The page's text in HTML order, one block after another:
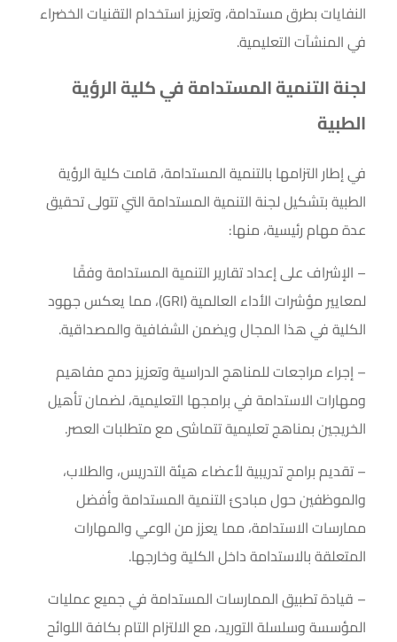
النفايات بطرق مستدامة، وتعزيز استخدام التقنيات الخضراء
في المنشآت التعليمية.
لجنة التنمية المستدامة في كلية الرؤية
الطبية
في إطار التزامها بالتنمية المستدامة، قامت كلية الرؤية
الطبية بتشكيل لجنة التنمية المستدامة التي تتولى تحقيق
عدة مهام رئيسية، منها:
– الإشراف على إعداد تقارير التنمية المستدامة وفقًا
لمعايير مؤشرات الأداء العالمية (GRI)، مما يعكس جهود
الكلية في هذا المجال ويضمن الشفافية والمصداقية.
– إجراء مراجعات للمناهج الدراسية وتعزيز دمج مفاهيم
ومهارات الاستدامة في برامجها التعليمية، لضمان تأهيل
الخريجين بمناهج تعليمية تتماشى مع متطلبات العصر.
– تقديم برامج تدريبية لأعضاء هيئة التدريس، والطلاب،
والموظفين حول مبادئ التنمية المستدامة وأفضل
ممارسات الاستدامة، مما يعزز من الوعي والمهارات
المتعلقة بالاستدامة داخل الكلية وخارجها.
– قيادة تطبيق الممارسات المستدامة في جميع عمليات
المؤسسة وسلسلة التوريد، مع الالتزام التام بكافة اللوائح